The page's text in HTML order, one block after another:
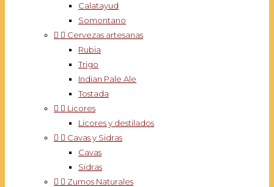
Calatayud
Somontano
  Cervezas artesanas
Rubia
Trigo
Indian Pale Ale
Tostada
  Licores
Licores y destilados
  Cavas y Sidras
Cavas
Sidras
  Zumos Naturales